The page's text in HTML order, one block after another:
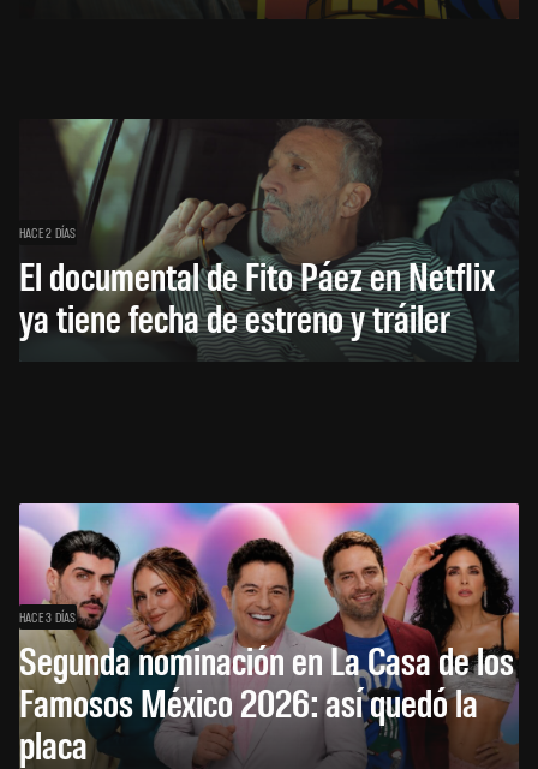
HACE 2 DÍAS
El documental de Fito Páez en Netflix
ya tiene fecha de estreno y tráiler
HACE 3 DÍAS
Segunda nominación en La Casa de los
Famosos México 2026: así quedó la
placa